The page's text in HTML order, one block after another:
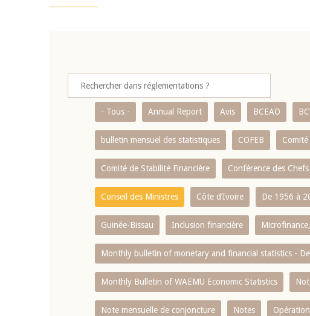
- Tous - Annual Report Avis BCEAO
bulletin mensuel des statistiques COFEB
Comité de Stabilité Financière Conférence des
Conseil des Ministres Côte d’Ivoire De 1956 à
Guinée-Bissau Inclusion financière
Monthly bulletin of monetary and financial statistics -
Monthly Bulletin of WAEMU Economic Statistics
Note mensuelle de conjoncture Notes